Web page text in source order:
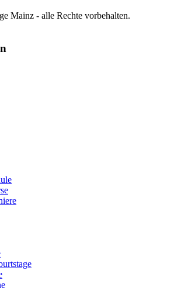
Mainz - alle Rechte vorbehalten.